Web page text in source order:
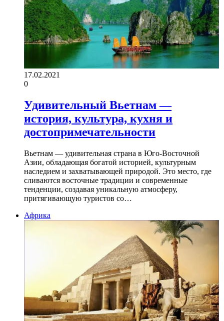
17.02.2021
0
Удивительный Вьетнам —
история, культура, кухня и
достопримечательности
Вьетнам — удивительная страна в Юго-Восточной
Азии, обладающая богатой историей, культурным
наследием и захватывающей природой. Это место, где
сливаются восточные традиции и современные
тенденции, создавая уникальную атмосферу,
притягивающую туристов со…
Африка